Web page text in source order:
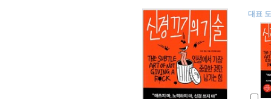
대표